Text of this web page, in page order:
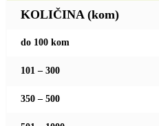
KOLIČINA (kom)
do 100 kom
101 – 300
350 – 500